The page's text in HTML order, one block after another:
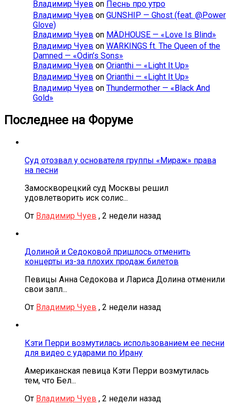
Владимир Чуев on Песнь про утро
Владимир Чуев on GUNSHIP — Ghost (feat. @Power
Glove)
Владимир Чуев on MÄDHOUSE — «Love Is Blind»
Владимир Чуев on WARKINGS ft. The Queen of the
Damned — «Odin’s Sons»
Владимир Чуев on Orianthi — «Light It Up»
Владимир Чуев on Orianthi — «Light It Up»
Владимир Чуев on Thundermother — «Black And
Gold»
Последнее на Форуме
Суд отозвал у основателя группы «Мираж» права
на песни
Замоскворецкий суд Москвы решил
удовлетворить иск солис...
От Владимир Чуев , 2 недели назад
Долиной и Седоковой пришлось отменить
концерты из-за плохих продаж билетов
Певицы Анна Седокова и Лариса Долина отменили
свои запл...
От Владимир Чуев , 2 недели назад
Кэти Перри возмутилась использованием ее песни
для видео с ударами по Ирану
Американская певица Кэти Перри возмутилась
тем, что Бел...
От Владимир Чуев , 2 недели назад